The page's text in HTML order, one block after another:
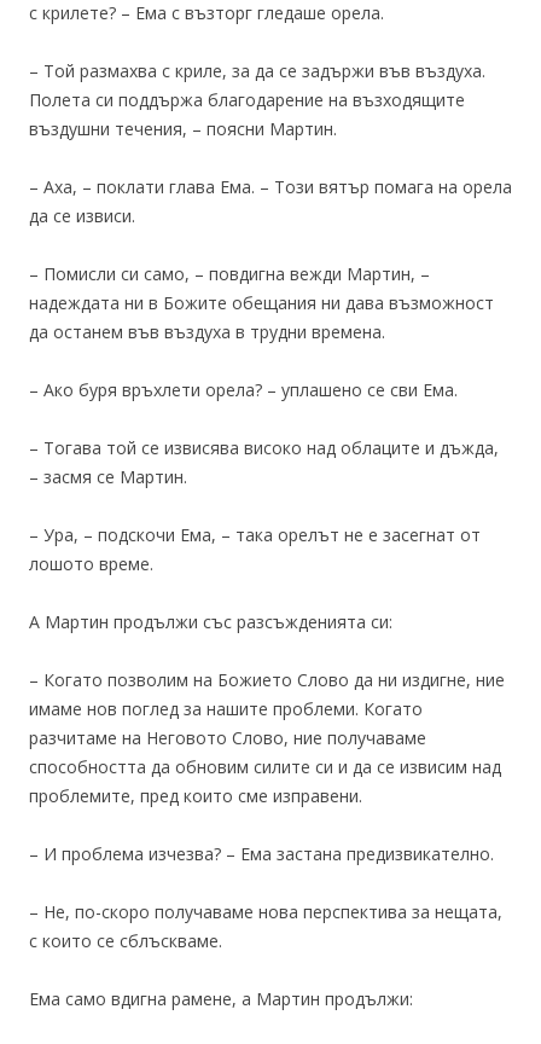
с крилете? – Ема с възторг гледаше орела.
– Той размахва с криле, за да се задържи във въздуха.
Полета си поддържа благодарение на възходящите
въздушни течения, – поясни Мартин.
– Аха, – поклати глава Ема. – Този вятър помага на орела
да се извиси.
– Помисли си само, – повдигна вежди Мартин, –
надеждата ни в Божите обещания ни дава възможност
да останем във въздуха в трудни времена.
– Ако буря връхлети орела? – уплашено се сви Ема.
– Тогава той се извисява високо над облаците и дъжда,
– засмя се Мартин.
– Ура, – подскочи Ема, – така орелът не е засегнат от
лошото време.
А Мартин продължи със разсъжденията си:
– Когато позволим на Божието Слово да ни издигне, ние
имаме нов поглед за нашите проблеми. Когато
разчитаме на Неговото Слово, ние получаваме
способността да обновим силите си и да се извисим над
проблемите, пред които сме изправени.
– И проблема изчезва? – Ема застана предизвикателно.
– Не, по-скоро получаваме нова перспектива за нещата,
с които се сблъскваме.
Ема само вдигна рамене, а Мартин продължи: